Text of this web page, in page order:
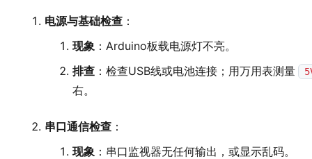
电源与基础检查 ：
现象 ：Arduino板载电源灯不亮。
排查 ：检查USB线或电池连接；用万用表测量
右。
串口通信检查 ：
现象 ：串口监视器无任何输出，或显示乱码。